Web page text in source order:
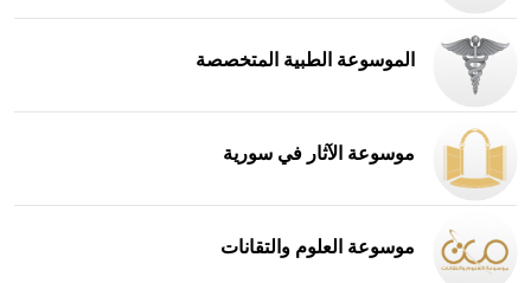
الموسوعة الطبية المتخصصة
موسوعة الآثار في سورية
موسوعة العلوم والتقانات